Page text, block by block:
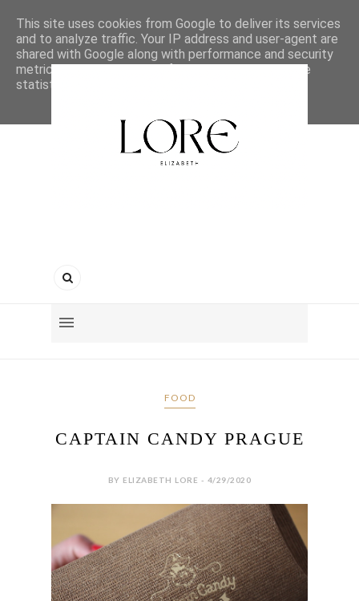
FOOD
CAPTAIN CANDY PRAGUE
BY ELIZABETH LORE - 4/29/2020
This site uses cookies from Google to deliver its services
and to analyze traffic. Your IP address and user-agent are
shared with Google along with performance and security
metrics to ensure quality of service, generate usage
statistics, and to detect and address abuse.